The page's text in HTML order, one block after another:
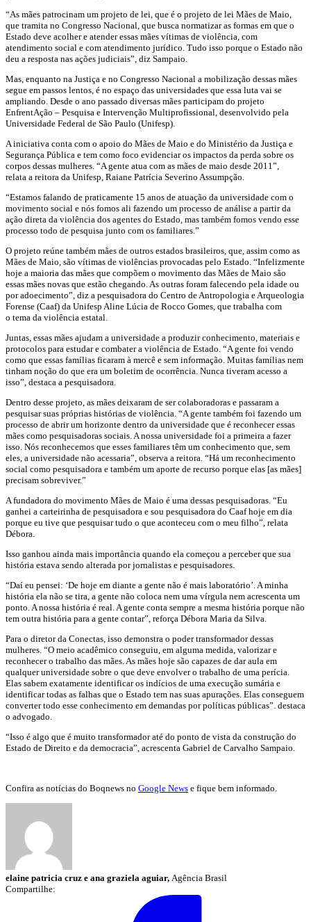
“As mães patrocinam um projeto de lei, que é o projeto de lei Mães de Maio,
que tramita no Congresso Nacional, que busca normatizar as formas em que o
Estado deve acolher e atender essas mães vítimas de violência, com
atendimento social e com atendimento jurídico. Tudo isso porque o Estado não
deu a resposta nas ações judiciais”, diz Sampaio.
Mas, enquanto na Justiça e no Congresso Nacional a mobilização dessas mães
segue em passos lentos, é no espaço das universidades que essa luta vai se
ampliando. Desde o ano passado diversas mães participam do projeto
EnfrentAção – Pesquisa e Intervenção Multiprofissional, desenvolvido pela
Universidade Federal de São Paulo (Unifesp).
A iniciativa conta com o apoio do Mães de Maio e do Ministério da Justiça e
Segurança Pública e tem como foco evidenciar os impactos da perda sobre os
corpos dessas mulheres. “A gente atua com as mães de maio desde 2011”,
relata a reitora da Unifesp, Raiane Patrícia Severino Assumpção.
“Estamos falando de praticamente 15 anos de atuação da universidade com o
movimento social e nós fomos ali fazendo um processo de análise a partir da
ação direta da violência dos agentes do Estado, mas também fomos vendo esse
processo todo de pesquisa junto com os familiares.”
O projeto reúne também mães de outros estados brasileiros, que, assim como as
Mães de Maio, são vítimas de violências provocadas pelo Estado. “Infelizmente
hoje a maioria das mães que compõem o movimento das Mães de Maio são
essas mães novas que estão chegando. As outras foram falecendo pela idade ou
por adoecimento”, diz a pesquisadora do Centro de Antropologia e Arqueologia
Forense (Caaf) da Unifesp Aline Lúcia de Rocco Gomes, que trabalha com
o tema da violência estatal.
Juntas, essas mães ajudam a universidade a produzir conhecimento, materiais e
protocolos para estudar e combater a violência de Estado. “A gente foi vendo
como que essas famílias ficaram à mercê e sem informação. Muitas famílias nem
tinham noção do que era um boletim de ocorrência. Nunca tiveram acesso a
isso”, destaca a pesquisadora.
Dentro desse projeto, as mães deixaram de ser colaboradoras e passaram a
pesquisar suas próprias histórias de violência. “A gente também foi fazendo um
processo de abrir um horizonte dentro da universidade que é reconhecer essas
mães como pesquisadoras sociais. A nossa universidade foi a primeira a fazer
isso. Nós reconhecemos que esses familiares têm um conhecimento que, sem
eles, a universidade não acessaria”, observa a reitora. “Há um reconhecimento
social como pesquisadora e também um aporte de recurso porque elas [as mães]
precisam sobreviver.”
A fundadora do movimento Mães de Maio é uma dessas pesquisadoras. “Eu
ganhei a carteirinha de pesquisadora e sou pesquisadora do Caaf hoje em dia
porque eu tive que pesquisar tudo o que aconteceu com o meu filho”, relata
Débora.
Isso ganhou ainda mais importância quando ela começou a perceber que sua
história estava sendo alterada por jornalistas e pesquisadores.
“Daí eu pensei: ‘De hoje em diante a gente não é mais laboratório’. A minha
história ela não se tira, a gente não coloca nem uma vírgula nem acrescenta um
ponto. A nossa história é real. A gente conta sempre a mesma história porque não
tem outra história para a gente contar”, reforça Débora Maria da Silva.
Para o diretor da Conectas, isso demonstra o poder transformador dessas
mulheres. “O meio acadêmico conseguiu, em alguma medida, valorizar e
reconhecer o trabalho das mães. As mães hoje são capazes de dar aula em
qualquer universidade sobre o que deve envolver o trabalho de uma perícia.
Elas sabem exatamente identificar os indícios de uma execução sumária e
identificar todas as falhas que o Estado tem nas suas apurações. Elas conseguem
converter todo esse conhecimento em demandas por políticas públicas”. destaca
o advogado.
“Isso é algo que é muito transformador até do ponto de vista da construção do
Estado de Direito e da democracia”, acrescenta Gabriel de Carvalho Sampaio.
Confira as notícias do Boqnews no Google News e fique bem informado.
elaine patricia cruz e ana graziela aguiar, Agência Brasil
Compartilhe: